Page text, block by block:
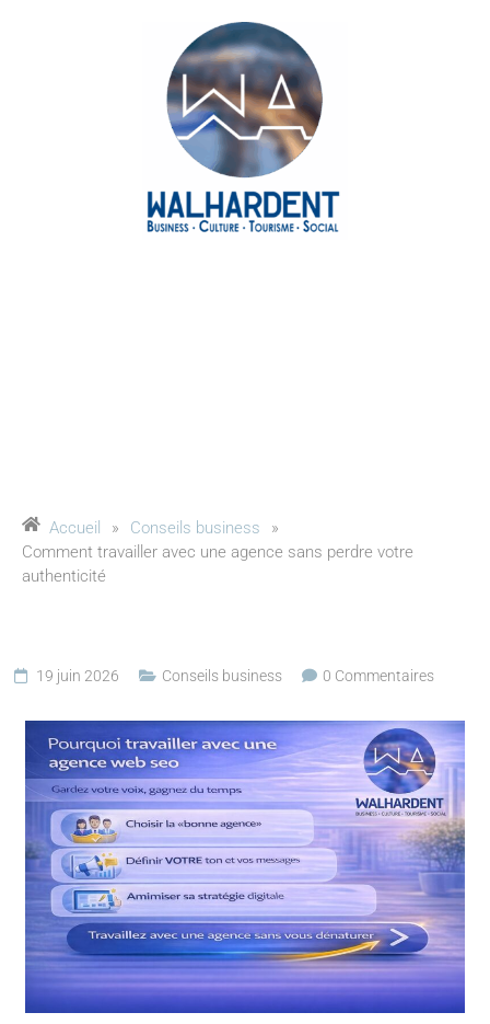
Accueil » Conseils business
»
Comment travailler avec une agence sans perdre votre
authenticité
19 juin 2026 Conseils business 0 Commentaires